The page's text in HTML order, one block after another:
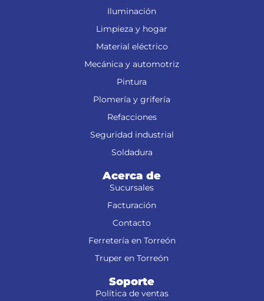
Iluminación
Limpieza y hogar
Material eléctrico
Mecánica y automotriz
Pintura
Plomería y grifería
Refacciones
Seguridad industrial
Soldadura
Acerca de
Sucursales
Facturación
Contacto
Ferretería en Torreón
Truper en Torreón
Soporte
Política de ventas